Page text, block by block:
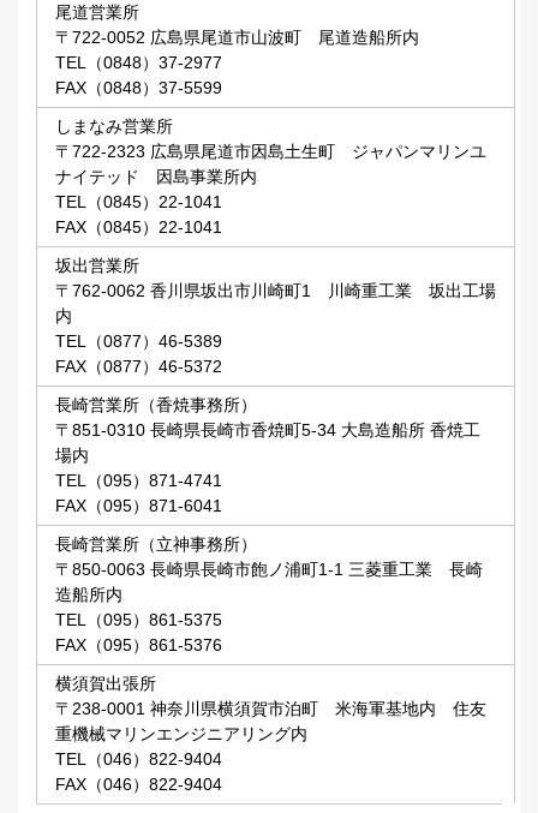
尾道営業所
〒722-0052 広島県尾道市山波町 尾道造船所内
TEL（0848）37-2977
FAX（0848）37-5599
しまなみ営業所
〒722-2323 広島県尾道市因島土生町 ジャパンマリンユ
ナイテッド 因島事業所内
TEL（0845）22-1041
FAX（0845）22-1041
坂出営業所
〒762-0062 香川県坂出市川崎町1 川崎重工業 坂出工場
内
TEL（0877）46-5389
FAX（0877）46-5372
長崎営業所（香焼事務所）
〒851-0310 長崎県長崎市香焼町5-34 大島造船所 香焼工
場内
TEL（095）871-4741
FAX（095）871-6041
長崎営業所（立神事務所）
〒850-0063 長崎県長崎市飽ノ浦町1-1 三菱重工業 長崎
造船所内
TEL（095）861-5375
FAX（095）861-5376
横須賀出張所
〒238-0001 神奈川県横須賀市泊町 米海軍基地内 住友
重機械マリンエンジニアリング内
TEL（046）822-9404
FAX（046）822-9404